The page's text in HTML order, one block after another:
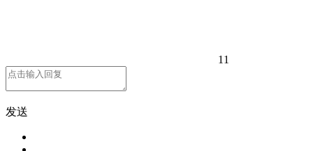
11
发送